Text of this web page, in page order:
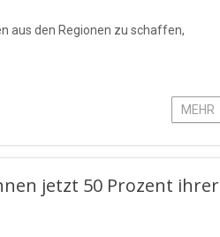
aus den Regionen zu schaffen,
MEHR
jetzt 50 Prozent ihrer